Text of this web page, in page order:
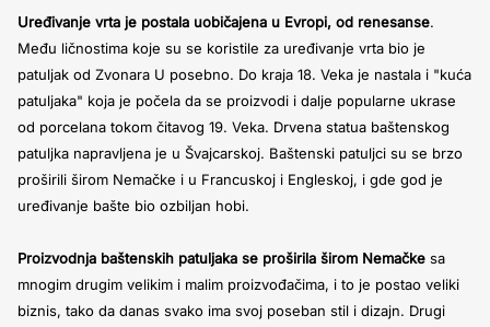
Uređivanje vrta je postala uobičajena u Evropi, od renesanse.
Među ličnostima koje su se koristile za uređivanje vrta bio je
patuljak od Zvonara U posebno. Do kraja 18. Veka je nastala i "kuća
patuljaka" koja je počela da se proizvodi i dalje popularne ukrase
od porcelana tokom čitavog 19. Veka. Drvena statua baštenskog
patuljka napravljena je u Švajcarskoj. Baštenski patuljci su se brzo
proširili širom Nemačke i u Francuskoj i Engleskoj, i gde god je
uređivanje bašte bio ozbiljan hobi.
Proizvodnja baštenskih patuljaka se proširila širom Nemačke sa
mnogim drugim velikim i malim proizvođačima, i to je postao veliki
biznis, tako da danas svako ima svoj poseban stil i dizajn. Drugi